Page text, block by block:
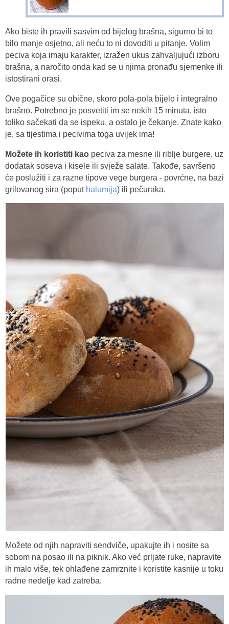
Ako biste ih pravili sasvim od bijelog brašna, sigurno bi to
bilo manje osjetno, ali neću to ni dovoditi u pitanje. Volim
peciva koja imaju karakter, izražen ukus zahvaljujući izboru
brašna, a naročito onda kad se u njima pronađu sjemenke ili
istostirani orasi.
Ove pogačice su obične, skoro pola-pola bijelo i integralno
brašno. Potrebno je posvetiti im se nekih 15 minuta, isto
toliko sačekati da se ispeku, a ostalo je čekanje. Znate kako
je, sa tijestima i pecivima toga uvijek ima!
Možete ih koristiti kao peciva za mesne ili riblje burgere, uz
dodatak soseva i kisele ili svježe salate. Takođe, savršeno
će poslužiti i za razne tipove vege burgera - povrćne, na bazi
grilovanog sira (poput halumija) ili pečuraka.
Možete od njih napraviti sendviče, upakujte ih i nosite sa
sobom na posao ili na piknik. Ako već prljate ruke, napravite
ih malo više, tek ohlađene zamrznite i koristite kasnije u toku
radne nedelje kad zatreba.